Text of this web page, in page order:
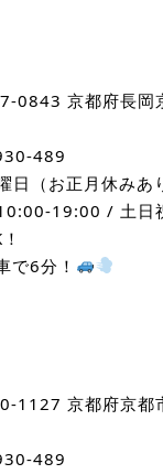
0843 京都府長岡
489
日（お正月休みあ
19:00 / 土日
で6分！
1127 京都府京都
489